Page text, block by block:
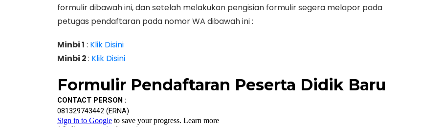
formulir dibawah ini, dan setelah melakukan pengisian formulir segera melapor pada
petugas pendaftaran pada nomor WA dibawah ini :
Minbi 1 : Klik Disini
Minbi 2: Klik Disini